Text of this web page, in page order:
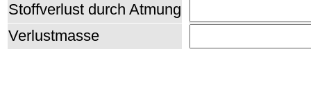
Stoffverlust durch Atmung
Verlustmasse